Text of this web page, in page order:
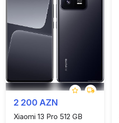
2 200 AZN
Xiaomi 13 Pro 512 GB